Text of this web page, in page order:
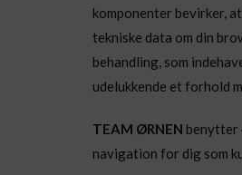
komponenter bevirker,
tekniske data om din
behandling, som
udelukkende et forhold
TEAM ØRNEN benytter
navigation for dig som